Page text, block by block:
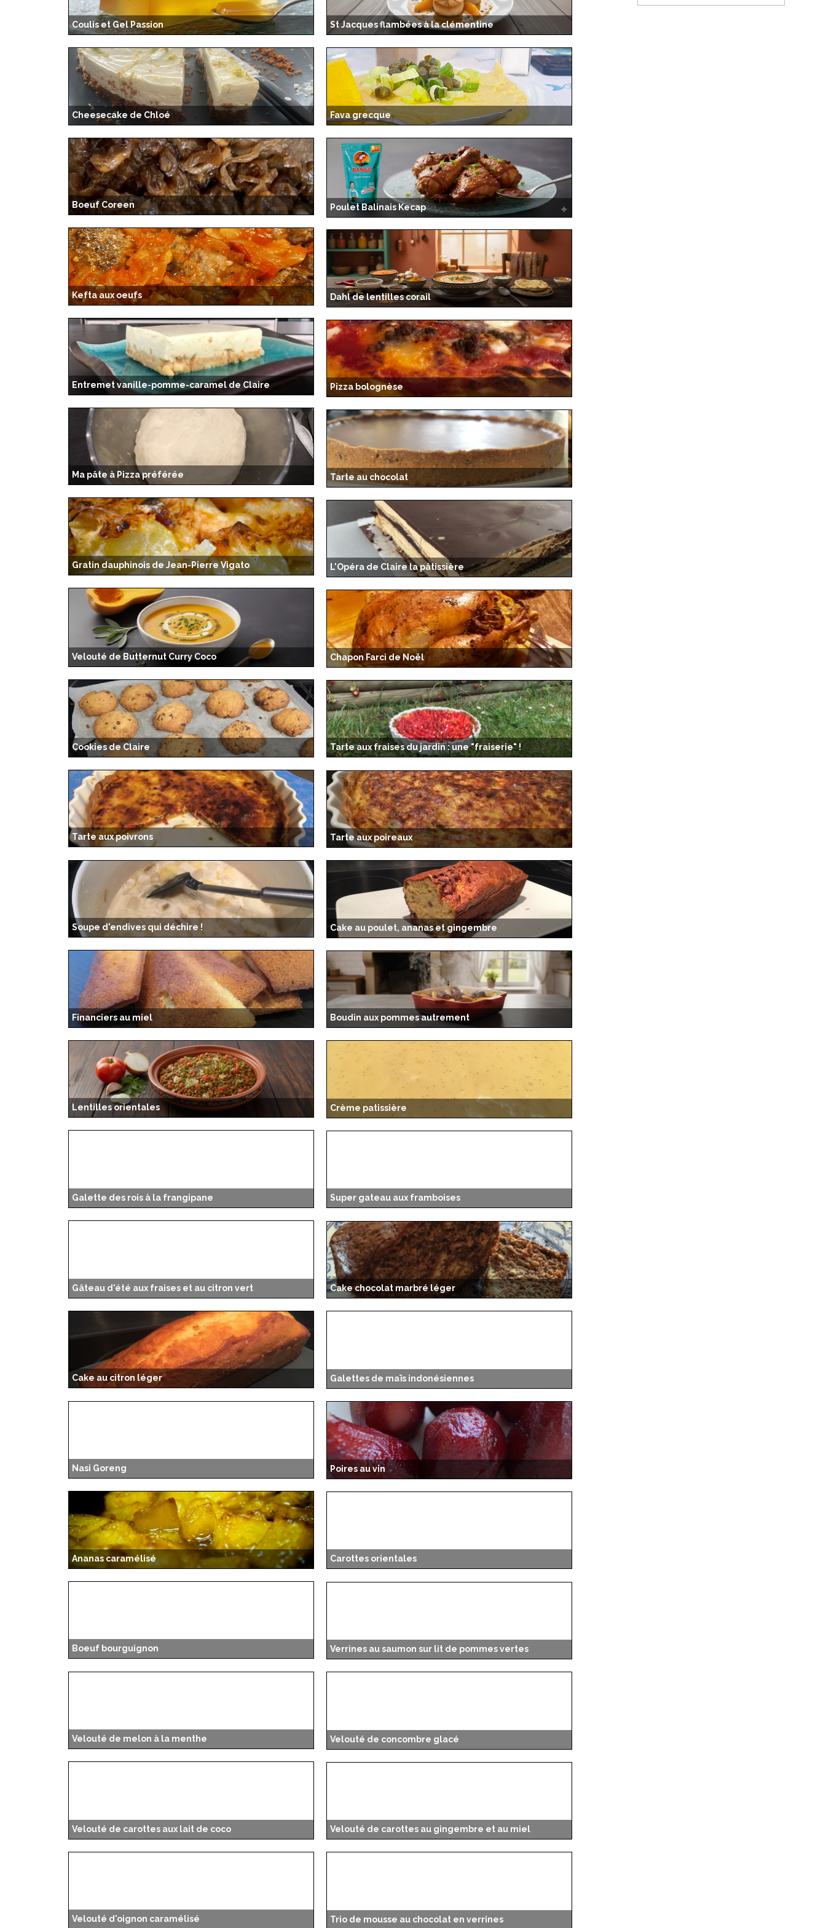
Coulis et Gel Passion St Jacques flambées à la clémentine
Cheesecake de Chloé Fava grecque
Boeuf Coreen Poulet Balinais Kecap
Kefta aux oeufs Dahl de lentilles corail
Entremet vanille-pomme-caramel de Claire Pizza bolognèse
Ma pâte à Pizza préférée Tarte au chocolat
Gratin dauphinois de Jean-Pierre Vigato L'Opéra de Claire la pâtissière
Velouté de Butternut Curry Coco Chapon Farci de Noël
Cookies de Claire Tarte aux fraises du jardin : une "fraiserie" !
Tarte aux poivrons Tarte aux poireaux
Soupe d'endives qui déchire ! Cake au poulet, ananas et gingembre
Financiers au miel Boudin aux pommes autrement
Lentilles orientales Crème patissière
Galette des rois à la frangipane Super gateau aux framboises
Gâteau d'été aux fraises et au citron vert Cake chocolat marbré léger
Cake au citron léger Galettes de maïs indonésiennes
Nasi Goreng Poires au vin
Ananas caramélisé Carottes orientales
Boeuf bourguignon Verrines au saumon sur lit de pommes vertes
Velouté de melon à la menthe Velouté de concombre glacé
Velouté de carottes aux lait de coco Velouté de carottes au gingembre et au miel
Velouté d'oignon caramélisé Trio de mousse au chocolat en verrines